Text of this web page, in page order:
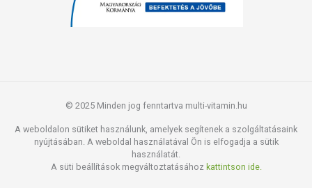
© 2025 Minden jog fenntartva multi-vitamin.hu
A weboldalon sütiket használunk, amelyek segítenek a szolgáltatásaink
nyújtásában. A weboldal használatával Ön is elfogadja a sütik
használatát.
A süti beállítások megváltoztatásához kattintson ide.